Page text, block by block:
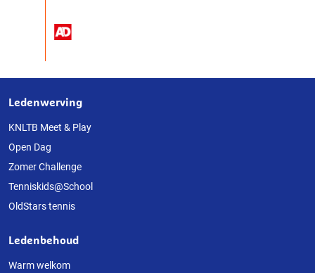
Over
deze
website
Ledenwerving
KNLTB Meet & Play
Open Dag
Zomer Challenge
Tenniskids@School
OldStars tennis
Ledenbehoud
Warm welkom